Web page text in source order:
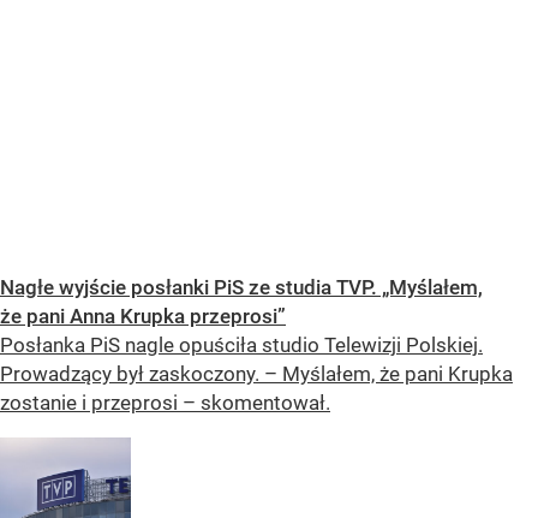
Nagłe wyjście posłanki PiS ze studia TVP. „Myślałem,
że pani Anna Krupka przeprosi”
Posłanka PiS nagle opuściła studio Telewizji Polskiej.
Prowadzący był zaskoczony. – Myślałem, że pani Krupka
zostanie i przeprosi – skomentował.